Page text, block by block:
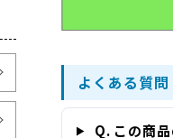
よくある質問
Q. この商